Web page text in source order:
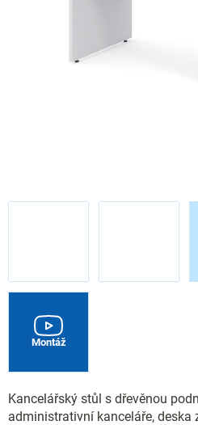
Montáž
Kancelářský stůl s dřevěnou
administrativní kanceláře, deska